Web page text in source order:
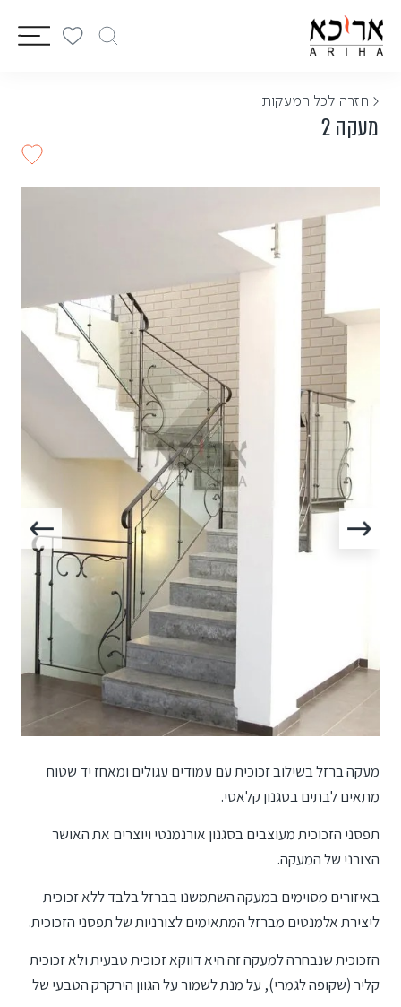
< חזרה לכל המעקות
מעקה 2
מעקה ברזל בשילוב זכוכית עם עמודים עגולים ומאחז יד שטוח
מתאים לבתים בסגנון קלאסי.
תפסני הזכוכית מעוצבים בסגנון אורנמנטי ויוצרים את האושר
הצורני של המעקה.
באיזורים מסוימים במעקה השתמשנו בברזל בלבד ללא זכוכית
ליצירת אלמנטים מברזל המתאימים לצורניות של תפסני הזכוכית.
הזכוכית שנבחרה למעקה זה היא דווקא זכוכית טבעית ולא זכוכית
קליר (שקופה לגמרי), על מנת לשמור על הגוון הירקרק הטבעי של